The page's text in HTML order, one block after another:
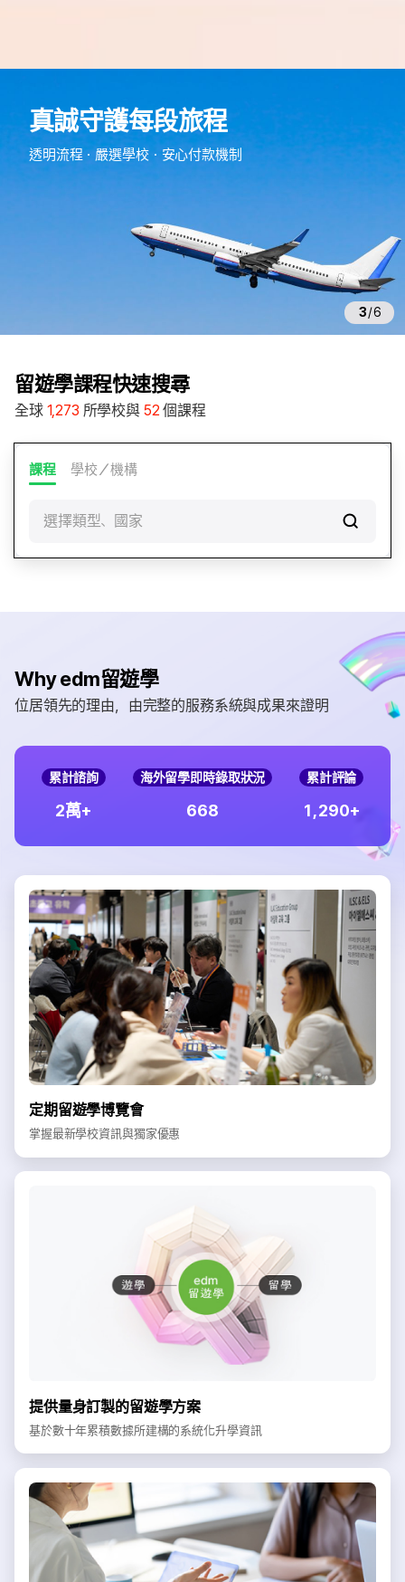
真誠守護每段旅程
透明流程・嚴選學校・安心付款機制
3/6
留遊學課程快速搜尋
全球 1,273 所學校與 52 個課程
課程 學校／機構
選擇類型、國家
Why edm留遊學
位居領先的理由，由完整的服務系統與成果來證明
累計諮詢
2萬+
海外留學即時錄取狀況
668
累計評論
1 290+
定期留遊學博覽會
掌握最新學校資訊與獨家優惠
提供量身訂製的留遊學方案
基於數十年累積數據所建構的系統化升學資訊